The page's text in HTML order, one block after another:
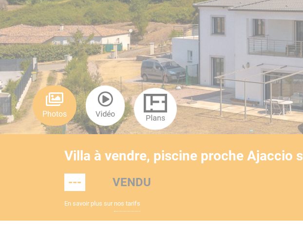
Photos Vidéo Plans
Villa à vendre, piscine proche Ajaccio
--- VENDU
En savoir plus sur nos tarifs